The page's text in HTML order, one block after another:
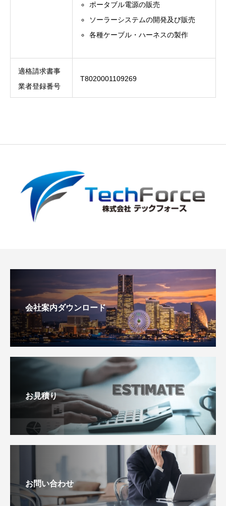
ポータブル電源の販売
ソーラーシステムの開発及び販売
各種ケーブル・ハーネスの製作
適格請求書事
業者登録番号
T8020001109269
会社案内ダウンロード
お見積り
お問い合わせ